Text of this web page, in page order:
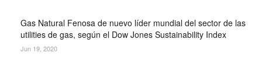
Gas Natural Fenosa de nuevo líder mundial del sector de las
utilities de gas, según el Dow Jones Sustainability Index
Jun 19, 2020